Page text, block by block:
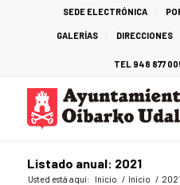
SEDE ELECTRÓNICA
GALERÍAS DIRECCIONES
TEL 948 877
Listado anual: 2021
Usted está aquí: Inicio / Inicio / 2021